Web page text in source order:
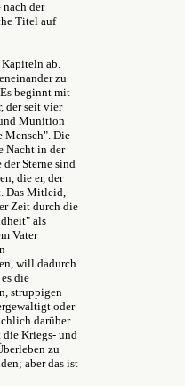
nach der
Titel auf
Kapiteln ab.
zu
beginnt mit
der seit vier
Munition
Mensch". Die
Nacht in der
Sterne sind
die er, der
Das Mitleid,
Zeit durch die
als
Vater
will dadurch
die
struppigen
oder
darüber
die Kriegs- und
zu
aber das ist